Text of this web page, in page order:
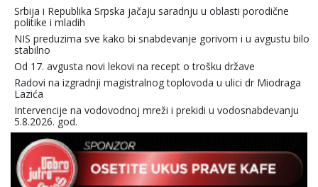
Srbija i Republika Srpska jačaju saradnju u oblasti porodične
politike i mladih
NIS preduzima sve kako bi snabdevanje gorivom i u avgustu bilo
stabilno
Od 17. avgusta novi lekovi na recept o trošku države
Radovi na izgradnji magistralnog toplovoda u ulici dr Miodraga
Lazića
Intervencije na vodovodnoj mreži i prekidi u vodosnabdevanju
5.8.2026. god.